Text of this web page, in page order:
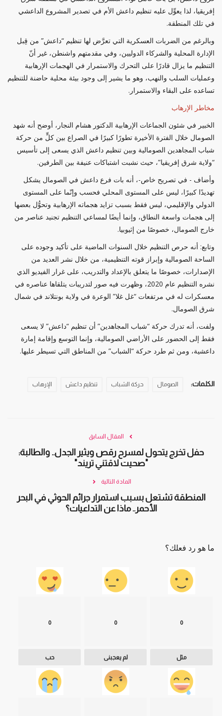
إفريقيا، لذا يعوِّل عليه تنظيم داعش الأم في تصدير المشروع الداعشي
في تلك المنطقة.
وبالرغم من الضربات العسكرية التي تعرَّض لها تنظيم “داعش” من قِبل
الإدارة المحلية والشركاء الدوليين، وفي مقدمتهم واشنطن، غير أنّ
التنظيم ما يزال قادرًا على التحرك والاستمرار في الهجمات الإرهابية
وعمليات السلب والنهب، وهو ما يشير إلى وجود بيئة محلية حاضنة للتنظيم
تساعده على البقاء والاستمرار.
مخاطر الإرهاب
الخبير في شئون الجماعات الإرهابية الدكتور هشام النجار، أوضح أنه شهد
الصومال خلال الفترة الأخيرة تطورًا كبيرًا في الصراع بين كلٍّ من حركة
شباب المجاهدين الصومالية وبين تنظيم داعش الذي يسعى إلى تأسيس
“ولاية شرق إفريقيا”، حيث نشبت اشتباكات عنيفة بين الطرفين.
وأضاف - في تصريح خاص-، أنه بات فرع داعش في الصومال يشكل
تهديدًا كبيرًا، ليس على المستوى المحلي فحسب وإنّما على المستوى
الدولي والإقليمي، ليس فقط بسبب تزايد هجماته الإرهابية وتحوُّل بعضها
إلى هجمات واسعة النطاق، وإنما أيضًا لمساعي التنظيم تجنيد عناصر من
خارج الصومال، خصوصًا من إثيوبيا.
وتابع: أنه حرص التنظيم خلال السنوات الماضية على تأكيد وجوده على
الساحة الصومالية وإبراز قوته التنظيمية، من خلال نشر العديد من
الإصدارات، خصوصًا ما يتعلق بالإعداد والتدريب، على غرار الفيديو الذي
نشره التنظيم عام 2020، وظهرت فيه صور لتدريبات يتلقاها عناصره في
معسكرات له في مرتفعات “غل غلا” الوعرة في ولاية بونتلاند في شمال
شرق الصومال.
ولفت، أنه تدرك حركة “شباب المجاهدين” أن تنظيم “داعش” لا يسعى
فقط إلى الحضور على الأراضي الصومالية، وإنما التوسع وإقامة إمارة
داعشية، ومن ثم طرد حركة “الشباب” من المناطق التي تسيطر عليها.
الكلمات: الصومال حركة الشباب تنظيم داعش الإرهاب
المقال السابق
حفل تخرج يتحول لمسرح رقص ويثير الجدل.. والطالبة:
"صحيت لاقتني تريند"
المادة التالية
المنطقة تشتعل بسبب استمرار جرائم الحوثي في البحر
الأحمر.. ماذا عن التداعيات؟
ما هو رد فعلك؟
0
مثل
0
لم يعجبنى
0
حب